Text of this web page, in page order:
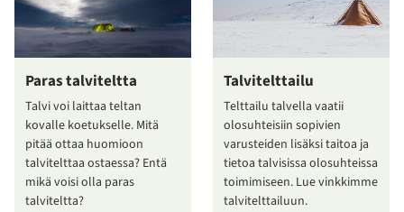
Paras talviteltta
Talvi voi laittaa teltan
kovalle koetukselle. Mitä
pitää ottaa huomioon
talvitelttaa ostaessa? Entä
mikä voisi olla paras
talviteltta?
Talvitelttailu
Telttailu talvella vaatii
olosuhteisiin sopivien
varusteiden lisäksi taitoa ja
tietoa talvisissa olosuhteissa
toimimiseen. Lue vinkkimme
talvitelttailuun.